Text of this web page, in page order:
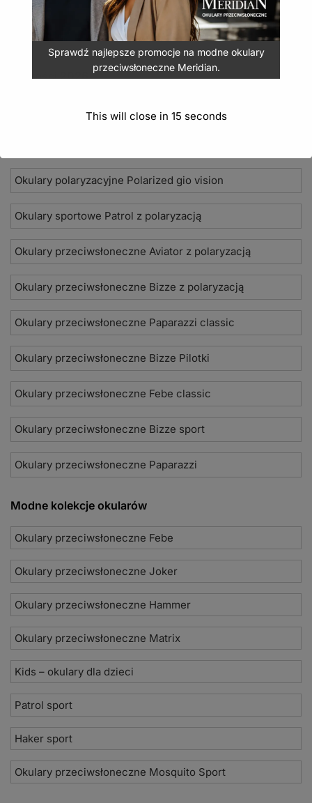
Nowości 2026
Okulary przeciwsłoneczne Seevision
Okulary polaryzacyjne Polarized gio vision
Okulary sportowe Patrol z polaryzacją
Okulary przeciwsłoneczne Aviator z polaryzacją
Okulary przeciwsłoneczne Bizze z polaryzacją
Okulary przeciwsłoneczne Paparazzi classic
Okulary przeciwsłoneczne Bizze Pilotki
Okulary przeciwsłoneczne Febe classic
Okulary przeciwsłoneczne Bizze sport
Okulary przeciwsłoneczne Paparazzi
Modne kolekcje okularów
Okulary przeciwsłoneczne Febe
Okulary przeciwsłoneczne Joker
Okulary przeciwsłoneczne Hammer
Okulary przeciwsłoneczne Matrix
Kids – okulary dla dzieci
Patrol sport
Haker sport
Okulary przeciwsłoneczne Mosquito Sport
Sprawdź najlepsze promocje na modne okulary
przeciwsłoneczne Meridian.
This will close in 14 seconds